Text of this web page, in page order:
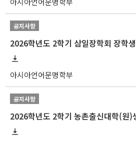
공지사항
아시아언어문명학부
공지사항
2026학년도 2학기 농촌출신대학(원)